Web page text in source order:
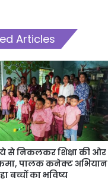
Articles
से निकलकर शिक्षा की ओर
पालक कनेक्ट अभियान
बच्चों का भविष्य